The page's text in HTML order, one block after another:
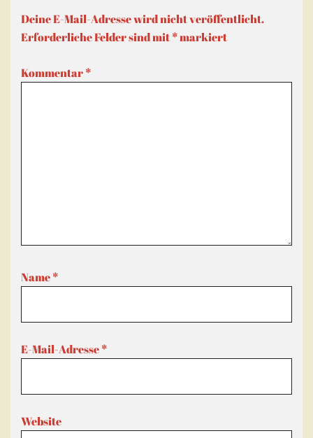
Deine E-Mail-Adresse wird nicht veröffentlicht.
Erforderliche Felder sind mit*markiert
Kommentar*
Name*
E-Mail-Adresse*
Website